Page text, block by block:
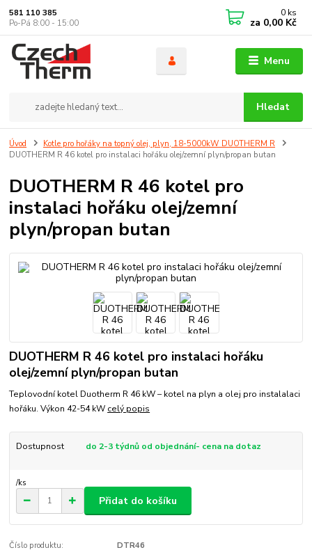
Menu
Hledat
581 110 385
Po-Pá 8:00 - 15:00
0 ks
za 0,00 Kč
Úvod
Kotle pro hořáky na topný olej, plyn, 18-5000kW DUOTHERM R
DUOTHERM R 46 kotel pro instalaci hořáku olej/zemní plyn/propan butan
DUOTHERM R 46 kotel pro
instalaci hořáku olej/zemní
plyn/propan butan
DUOTHERM R 46 kotel pro instalaci hořáku
olej/zemní plyn/propan butan
Teplovodní kotel Duotherm R 46 kW – kotel na plyn a olej pro instalalaci
hořáku. Výkon 42-54 kW celý popis
Dostupnost do 2-3 týdnů od objednání- cena na dotaz
/ks
Přidat do košíku
Číslo produktu:
DTR46